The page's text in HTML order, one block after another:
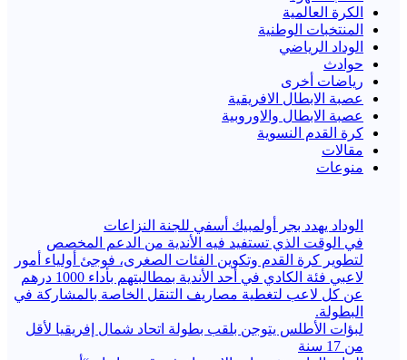
الكرة العالمية
المنتخبات الوطنية
الوداد الرياضي
حوادث
رياضات أخرى
عصبة الابطال الافريقية
عصبة الابطال والاوروبية
كرة القدم النسوية
مقالات
منوعات
الوداد يهدد بجر أولمبيك أسفي للجنة النزاعات
في الوقت الذي تستفيد فيه الأندية من الدعم المخصص
لتطوير كرة القدم وتكوين الفئات الصغرى، فوجئ أولياء أمور
لاعبي فئة الكادي في أحد الأندية بمطالبتهم بأداء 1000 درهم
عن كل لاعب لتغطية مصاريف التنقل الخاصة بالمشاركة في
البطولة.
لبؤات الأطلس يتوجن بلقب بطولة اتحاد شمال إفريقيا لأقل
من 17 سنة